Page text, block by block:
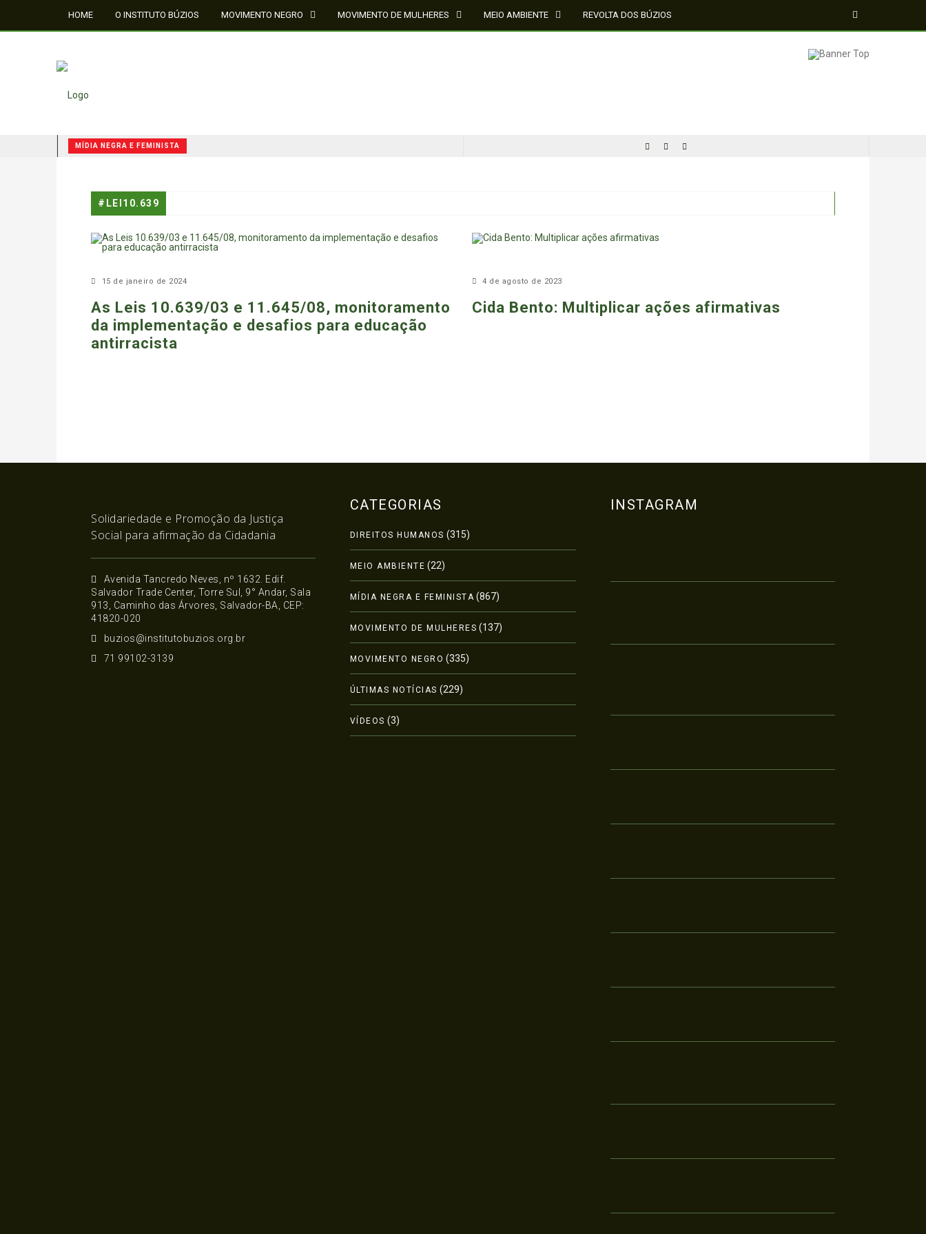
HOME O INSTITUTO BÚZIOS MOVIMENTO NEGRO MOVIMENTO DE MULHERES MEIO AMBIENTE REVOLTA DOS BÚZIOS
MÍDIA NEGRA E FEMINISTA
#LEI10.639
15 de janeiro de 2024
As Leis 10.639/03 e 11.645/08, monitoramento
da implementação e desafios para educação
antirracista
4 de agosto de 2023
Cida Bento: Multiplicar ações afirmativas
Solidariedade e Promoção da Justiça
Social para afirmação da Cidadania
Avenida Tancredo Neves, nº 1632. Edif.
Salvador Trade Center, Torre Sul, 9° Andar, Sala
913, Caminho das Árvores, Salvador-BA, CEP:
41820-020
buzios@institutobuzios.org.br
71 99102-3139
CATEGORIAS
DIREITOS HUMANOS (315)
MEIO AMBIENTE (22)
MÍDIA NEGRA E FEMINISTA (867)
MOVIMENTO DE MULHERES (137)
MOVIMENTO NEGRO (335)
ÚLTIMAS NOTÍCIAS (229)
VÍDEOS (3)
INSTAGRAM